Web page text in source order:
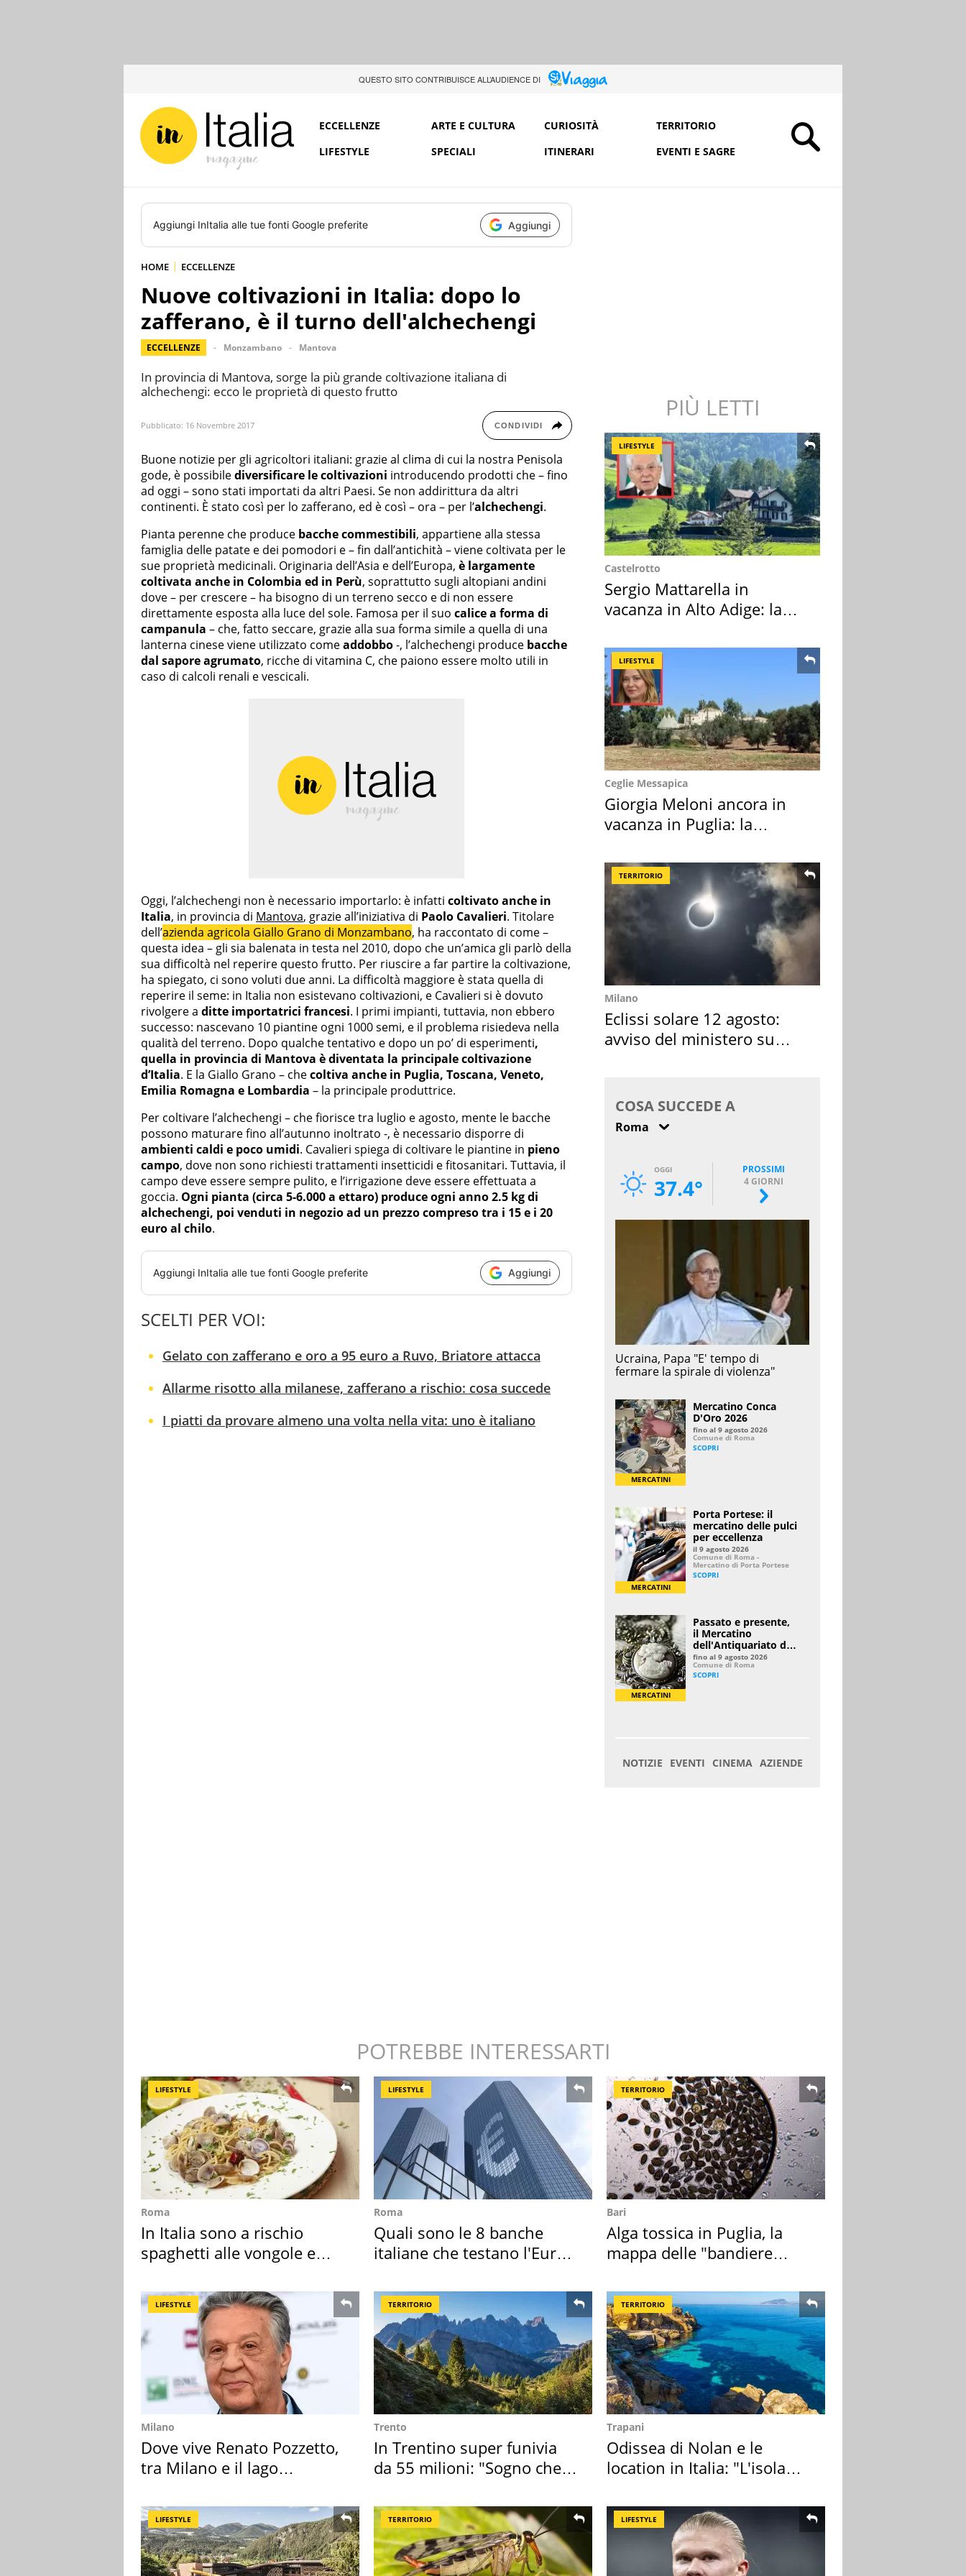
QUESTO SITO CONTRIBUISCE ALL’AUDIENCE DI
ECCELLENZE ARTE E CULTURA CURIOSITÀ
TERRITORIO
LIFESTYLE
SPECIALI ITINERARI EVENTI E SAGRE
Aggiungi InItalia alle tue fonti Google preferite Aggiungi
HOME ECCELLENZE
Nuove coltivazioni in Italia: dopo lo
zafferano, è il turno dell'alchechengi
ECCELLENZE Monzambano Mantova
In provincia di Mantova, sorge la più grande coltivazione italiana di
alchechengi: ecco le proprietà di questo frutto
Pubblicato: 16 Novembre 2017 CONDIVIDI
Buone notizie per gli agricoltori italiani: grazie al clima di cui la nostra Penisola
gode, è possibilediversificare le coltivazioni introducendo prodotti che – fino
ad oggi – sono stati importati da altri Paesi. Se non addirittura da altri
continenti. È stato così per lo zafferano, ed è così – ora – per l’alchechengi.
Pianta perenne che produce bacche commestibili, appartiene alla stessa
famiglia delle patate e dei pomodori e – fin dall’antichità – viene coltivata per le
sue proprietà medicinali. Originaria dell’Asia e dell’Europa, è largamente
coltivata anche in Colombia ed in Perù, soprattutto sugli altopiani andini
dove – per crescere – ha bisogno di un terreno secco e di non essere
direttamente esposta alla luce del sole. Famosa per il suo calice a forma di
campanula – che, fatto seccare, grazie alla sua forma simile a quella di una
lanterna cinese viene utilizzato comeaddobbo-, l’alchechengi produce bacche
dal sapore agrumato, ricche di vitamina C, che paiono essere molto utili in
caso di calcoli renali e vescicali.
Oggi, l’alchechengi non è necessario importarlo: è infatti coltivato anche in
Italia, in provincia di Mantova, grazie all’iniziativa di Paolo Cavalieri. Titolare
dell’azienda agricola Giallo Grano di Monzambano, ha raccontato di come –
questa idea – gli sia balenata in testa nel 2010, dopo che un’amica gli parlò della
sua difficoltà nel reperire questo frutto. Per riuscire a far partire la coltivazione,
ha spiegato, ci sono voluti due anni. La difficoltà maggiore è stata quella di
reperire il seme: in Italia non esistevano coltivazioni, e Cavalieri si è dovuto
rivolgere a ditte importatrici francesi. I primi impianti, tuttavia, non ebbero
successo: nascevano 10 piantine ogni 1000 semi, e il problema risiedeva nella
qualità del terreno. Dopo qualche tentativo e dopo un po’ di esperimenti,
quella in provincia di Mantova è diventata la principale coltivazione
d’Italia. E la Giallo Grano – checoltiva anche in Puglia, Toscana, Veneto,
Emilia Romagna e Lombardia – la principale produttrice.
Per coltivare l’alchechengi – che fiorisce tra luglio e agosto, mente le bacche
possono maturare fino all’autunno inoltrato -, è necessario disporre di
ambienti caldi e poco umidi. Cavalieri spiega di coltivare le piantine in pieno
campo, dove non sono richiesti trattamenti insetticidi e fitosanitari. Tuttavia, il
campo deve essere sempre pulito, e l’irrigazione deve essere effettuata a
goccia. Ogni pianta (circa 5-6.000 a ettaro) produce ogni anno 2.5 kg di
alchechengi, poi venduti in negozio ad un prezzo compreso tra i 15 e i 20
euro al chilo.
Aggiungi InItalia alle tue fonti Google preferite Aggiungi
SCELTI PER VOI:
Gelato con zafferano e oro a 95 euro a Ruvo, Briatore attacca
Allarme risotto alla milanese, zafferano a rischio: cosa succede
I piatti da provare almeno una volta nella vita: uno è italiano
PIÙ LETTI
LIFESTYLE
Castelrotto
Sergio Mattarella in
vacanza in Alto Adige: la
LIFESTYLE
Ceglie Messapica
Giorgia Meloni ancora in
vacanza in Puglia: la
TERRITORIO
Milano
Eclissi solare 12 agosto:
avviso del ministero su
POTREBBE INTERESSARTI
LIFESTYLE
Roma
In Italia sono a rischio
spaghetti alle vongole e
LIFESTYLE
Roma
Quali sono le 8 banche
italiane che testano l'Euro
TERRITORIO
Bari
Alga tossica in Puglia, la
mappa delle "bandiere
LIFESTYLE
Milano
Dove vive Renato Pozzetto,
tra Milano e il lago
TERRITORIO
Trento
In Trentino super funivia
da 55 milioni: "Sogno che si
TERRITORIO
Trapani
Odissea di Nolan e le
location in Italia: "L'isola
LIFESTYLE TERRITORIO LIFESTYLE